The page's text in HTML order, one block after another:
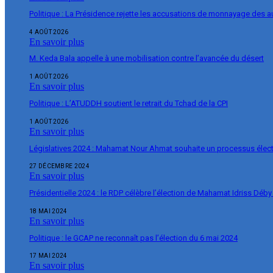
Politique : La Présidence rejette les accusations de monnayage des
4 AOÛT 2026
En savoir plus
M. Keda Bala appelle à une mobilisation contre l’avancée du désert
1 AOÛT 2026
En savoir plus
Politique : L’ATUDDH soutient le retrait du Tchad de la CPI
1 AOÛT 2026
En savoir plus
Législatives 2024 : Mahamat Nour Ahmat souhaite un processus
27 DÉCEMBRE 2024
En savoir plus
Présidentielle 2024 : le RDP célèbre l’élection de Mahamat Idriss
18 MAI 2024
En savoir plus
Politique : le GCAP ne reconnaît pas l’élection du 6 mai 2024
17 MAI 2024
En savoir plus